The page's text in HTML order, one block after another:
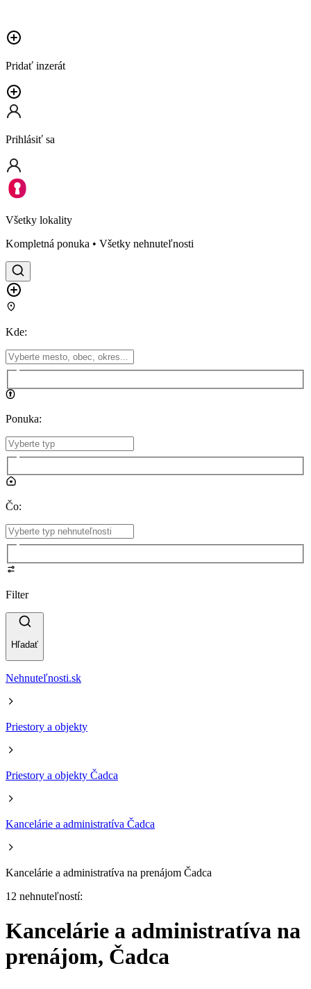
Pridať inzerát
Prihlásiť sa
Všetky lokality
Kompletná ponuka • Všetky nehnuteľnosti
Kde:
Ponuka:
Čo:
Filter
Hľadať
Nehnuteľnosti.sk
Priestory a objekty
Priestory a objekty Čadca
Kancelárie a administratíva Čadca
Kancelárie a administratíva na prenájom Čadca
12 nehnuteľností:
Kancelárie a administratíva na
prenájom, Čadca